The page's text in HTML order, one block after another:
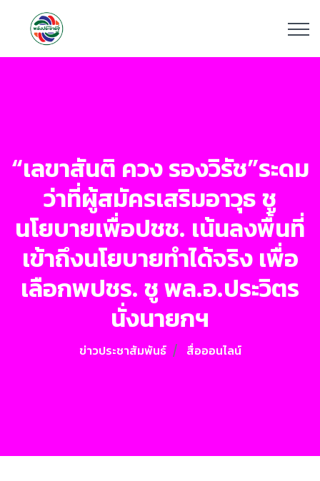
“เลขาสันติ ควง รองวิรัช”ระดม
ว่าที่ผู้สมัครเสริมอาวุธ ชู
นโยบายเพื่อปชช. เน้นลงพื้นที่
เข้าถึงนโยบายทำได้จริง เพื่อ
เลือกพปชร. ชู พล.อ.ประวิตร
นั่งนายกฯ
ข่าวประชาสัมพันธ์ สื่อออนไลน์